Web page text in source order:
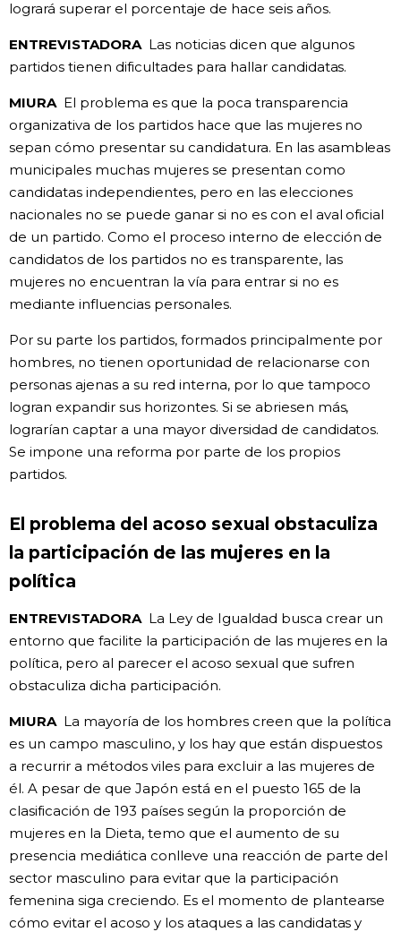
logrará superar el porcentaje de hace seis años.
ENTREVISTADORALas noticias dicen que algunos
partidos tienen dificultades para hallar candidatas.
MIURAEl problema es que la poca transparencia
organizativa de los partidos hace que las mujeres no
sepan cómo presentar su candidatura. En las asambleas
municipales muchas mujeres se presentan como
candidatas independientes, pero en las elecciones
nacionales no se puede ganar si no es con el aval oficial
de un partido. Como el proceso interno de elección de
candidatos de los partidos no es transparente, las
mujeres no encuentran la vía para entrar si no es
mediante influencias personales.
Por su parte los partidos, formados principalmente por
hombres, no tienen oportunidad de relacionarse con
personas ajenas a su red interna, por lo que tampoco
logran expandir sus horizontes. Si se abriesen más,
lograrían captar a una mayor diversidad de candidatos.
Se impone una reforma por parte de los propios
partidos.
El problema del acoso sexual obstaculiza
la participación de las mujeres en la
política
ENTREVISTADORALa Ley de Igualdad busca crear un
entorno que facilite la participación de las mujeres en la
política, pero al parecer el acoso sexual que sufren
obstaculiza dicha participación.
MIURALa mayoría de los hombres creen que la política
es un campo masculino, y los hay que están dispuestos
a recurrir a métodos viles para excluir a las mujeres de
él. A pesar de que Japón está en el puesto 165 de la
clasificación de 193 países según la proporción de
mujeres en la Dieta, temo que el aumento de su
presencia mediática conlleve una reacción de parte del
sector masculino para evitar que la participación
femenina siga creciendo. Es el momento de plantearse
cómo evitar el acoso y los ataques a las candidatas y